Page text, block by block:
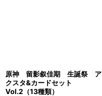
原神 留影叙佳期 生誕祭 ア
クスタ&カードセット
Vol.2（13種類）